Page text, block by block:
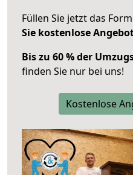
Füllen Sie jetzt das
Sie kostenlose
Bis zu 60 % der
finden Sie nur bei uns!
Kostenlose